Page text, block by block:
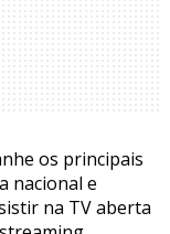
os principais
nacional e
na TV aberta